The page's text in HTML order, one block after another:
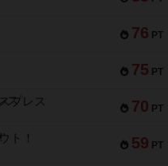
76 PT
75 PT
70 PT
プレス
59 PT
ト！